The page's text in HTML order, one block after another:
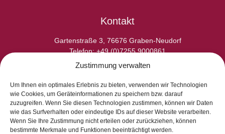
Zustimmung verwalten
Um Ihnen ein optimales Erlebnis zu bieten, verwenden wir Technologien
wie Cookies, um Geräteinformationen zu speichern bzw. darauf
zuzugreifen. Wenn Sie diesen Technologien zustimmen, können wir Daten
wie das Surfverhalten oder eindeutige IDs auf dieser Website verarbeiten.
Wenn Sie Ihre Zustimmung nicht erteilen oder zurückziehen, können
bestimmte Merkmale und Funktionen beeinträchtigt werden.
Kontakt
Gartenstraße 3, 76676 Graben-Neudorf
Telefon: +49 (0)7255 9000861
E-Fax: +49 (0)7255 9000865
E-Mail: info@laperladelgusto.de
Kontaktformular